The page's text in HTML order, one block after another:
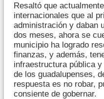
Resaltó que
internacionales que al
administración y daban
dos meses, ahora se
municipio ha logrado
finanzas, y además,
infraestructura pública
de los guadalupenses,
respuesta es no robar,
consiente de gobernar.